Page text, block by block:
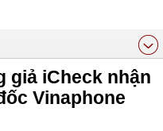
giả iCheck nhận
Vinaphone